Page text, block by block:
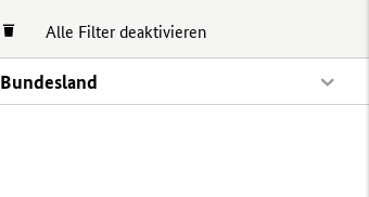
Alle Filter deaktivieren
Bundesland